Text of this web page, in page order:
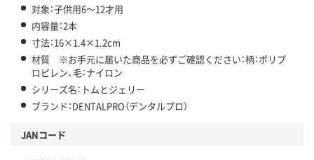
対象：子供用6～12才用
内容量：2本
寸法：16×1.4×1.2cm
材質 ※お手元に届いた商品を必ずご確認ください：柄：ポリプ
ロピレン、毛：ナイロン
シリーズ名：トムとジェリー
ブランド：DENTALPRO（デンタルプロ）
JANコード